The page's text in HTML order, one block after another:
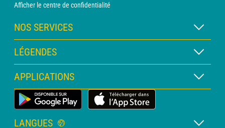
Afficher le centre de confidentialité
NOS SERVICES
Abonnement METEO Xpert
Abonnement METEO PRO
Consultation avec un prévisionniste
Bulletin PRO
LÉGENDES
Légende des cartes
Légende des pictogrammes
Glossaire
APPLICATIONS
Application Météo Terrestre
LANGUES